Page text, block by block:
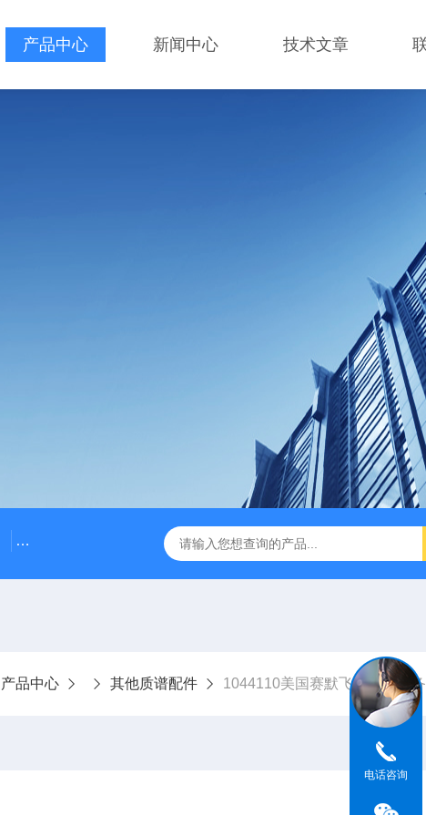
产品中心 新闻中心 技术文章
A028610A028610 FILTER REPLAN AM11-1 viledon P15/
产品中心 其他质谱配件 1044110美国赛默飞世尔进口
电话咨询